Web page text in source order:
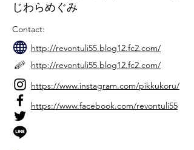
じわらめぐみ
Contact:
http://revontuli55.blog12.fc2.com/
http://revontuli55.blog12.fc2.com/
https://www.instagram.com/pikkukoru/
https://www.facebook.com/revontuli55